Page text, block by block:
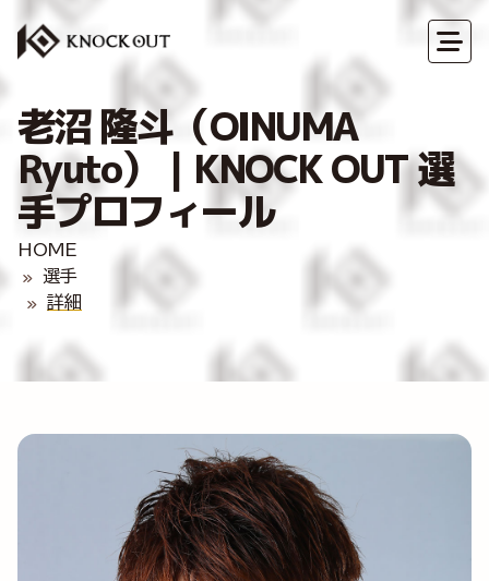
老沼 隆斗（OINUMA
Ryuto）｜KNOCK OUT 選
手プロフィール
HOME
選手
詳細